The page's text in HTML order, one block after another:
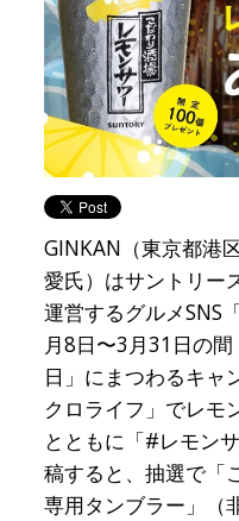
GINKAN（東京都港
愛氏）はサントリー
運営するグルメSNS
月8日〜3月31日の
日」にまつわるキャ
クロライフ」でレモ
とともに「#レモン
稿すると、抽選で「
専用タンブラー」（